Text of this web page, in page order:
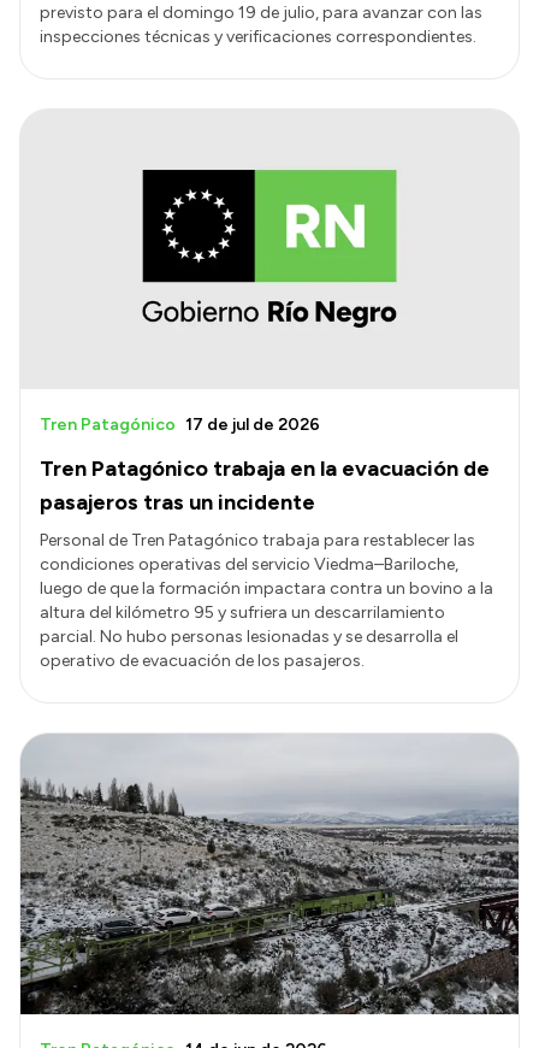
previsto para el domingo 19 de julio, para avanzar con las
inspecciones técnicas y verificaciones correspondientes.
Tren Patagónico trabaja en la evacuación de
pasajeros tras un incidente
Tren Patagónico 17 de jul de 2026
Personal de Tren Patagónico trabaja para restablecer las
condiciones operativas del servicio Viedma–Bariloche,
luego de que la formación impactara contra un bovino a la
altura del kilómetro 95 y sufriera un descarrilamiento
parcial. No hubo personas lesionadas y se desarrolla el
operativo de evacuación de los pasajeros.